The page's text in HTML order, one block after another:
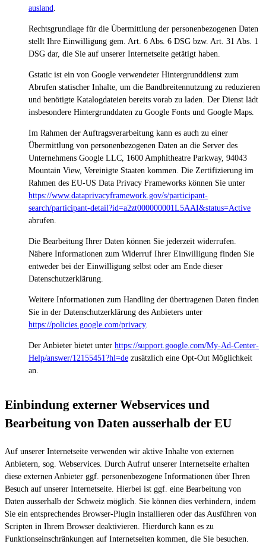
ausland.
Rechtsgrundlage für die Übermittlung der personenbezogenen Daten
stellt Ihre Einwilligung gem. Art. 6 Abs. 6 DSG bzw. Art. 31 Abs. 1
DSG dar, die Sie auf unserer Internetseite getätigt haben.
Gstatic ist ein von Google verwendeter Hintergrunddienst zum
Abrufen statischer Inhalte, um die Bandbreitennutzung zu reduzieren
und benötigte Katalogdateien bereits vorab zu laden. Der Dienst lädt
insbesondere Hintergrunddaten zu Google Fonts und Google Maps.
Im Rahmen der Auftragsverarbeitung kann es auch zu einer
Übermittlung von personenbezogenen Daten an die Server des
Unternehmens Google LLC, 1600 Amphitheatre Parkway, 94043
Mountain View, Vereinigte Staaten kommen. Die Zertifizierung im
Rahmen des EU-US Data Privacy Frameworks können Sie unter
https://www.dataprivacyframework.gov/s/participant-
search/participant-detail?id=a2zt000000001L5AAI&status=Active
abrufen.
Die Bearbeitung Ihrer Daten können Sie jederzeit widerrufen.
Nähere Informationen zum Widerruf Ihrer Einwilligung finden Sie
entweder bei der Einwilligung selbst oder am Ende dieser
Datenschutzerklärung.
Weitere Informationen zum Handling der übertragenen Daten finden
Sie in der Datenschutzerklärung des Anbieters unter
https://policies.google.com/privacy.
Der Anbieter bietet unter https://support.google.com/My-Ad-Center-
Help/answer/12155451?hl=de zusätzlich eine Opt-Out Möglichkeit
an.
Einbindung externer Webservices und
Bearbeitung von Daten ausserhalb der EU
Auf unserer Internetseite verwenden wir aktive Inhalte von externen
Anbietern, sog. Webservices. Durch Aufruf unserer Internetseite erhalten
diese externen Anbieter ggf. personenbezogene Informationen über Ihren
Besuch auf unserer Internetseite. Hierbei ist ggf. eine Bearbeitung von
Daten ausserhalb der Schweiz möglich. Sie können dies verhindern, indem
Sie ein entsprechendes Browser-Plugin installieren oder das Ausführen von
Scripten in Ihrem Browser deaktivieren. Hierdurch kann es zu
Funktionseinschränkungen auf Internetseiten kommen, die Sie besuchen.